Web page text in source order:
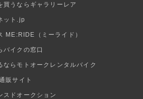
買うならギャラリーレア
ット.jp
ME:RIDE（ミーライド）
バイクの窓口
ならモトオークレンタルバイク
販サイト
スドオークション